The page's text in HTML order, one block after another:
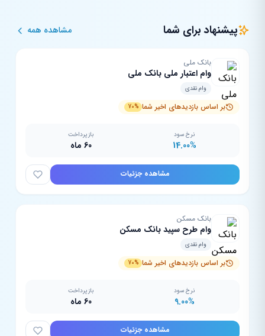
پیشنهاد برای شما مشاهده همه
بانک ملی
وام اعتبار ملی بانک ملی
وام نقدی
بر اساس بازدیدهای اخیر شما 70%
نرخ سود
14.00%
بازپرداخت
60 ماه
مشاهده جزئیات
بانک مسکن
وام طرح سپید بانک مسکن
وام نقدی
بر اساس بازدیدهای اخیر شما 70%
نرخ سود
9.00%
بازپرداخت
60 ماه
مشاهده جزئیات